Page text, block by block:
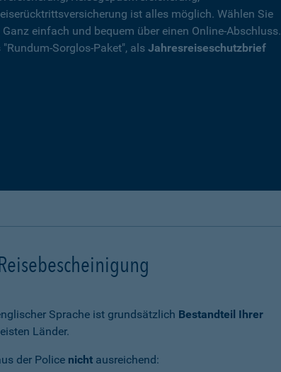
ist alles möglich. Wählen Sie
einfach und bequem über einen Online-Abschluss.
Sorglos-Paket", als Jahresreiseschutzbrief
Sprache ist grundsätzlich Bestandteil Ihrer
Länder.
der Police nicht ausreichend: